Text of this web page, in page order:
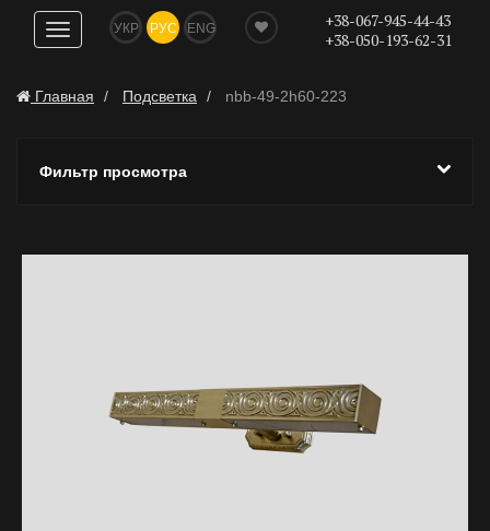
Показать
навигацию
УКР РУС ENG
+38-067-945-44-43
+38-050-193-62-31
Главная Подсветка nbb-49-2h60-223
Фильтр просмотра